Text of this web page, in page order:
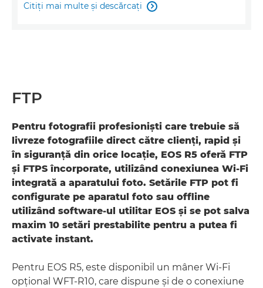
Citiţi mai multe şi descărcaţi 
FTP
Pentru fotografii profesionişti care trebuie să
livreze fotografiile direct către clienţi, rapid şi
în siguranţă din orice locaţie, EOS R5 oferă FTP
şi FTPS încorporate, utilizând conexiunea Wi-Fi
integrată a aparatului foto. Setările FTP pot fi
configurate pe aparatul foto sau offline
utilizând software-ul utilitar EOS şi se pot salva
maxim 10 setări prestabilite pentru a putea fi
activate instant.
Pentru EOS R5, este disponibil un mâner Wi-Fi
opţional WFT-R10, care dispune şi de o conexiune